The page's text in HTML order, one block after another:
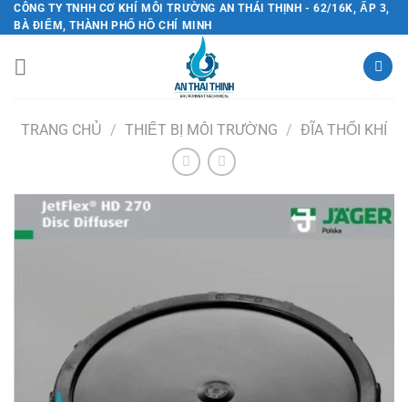
Chuyển
đến
nội
dung
CÔNG TY TNHH CƠ KHÍ MÔI TRƯỜNG AN THÁI THỊNH - 62/16K, ẤP 3,
BÀ ĐIỂM, THÀNH PHỐ HỒ CHÍ MINH
TRANG CHỦ / THIẾT BỊ MÔI TRƯỜNG / ĐĨA THỔI KHÍ